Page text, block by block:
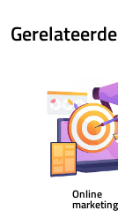
Online
marketing